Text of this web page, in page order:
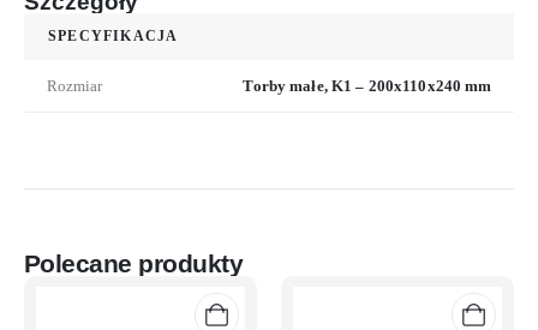
SPECYFIKACJA
Rozmiar Torby małe, K1 – 200x110x240 mm
Polecane produkty